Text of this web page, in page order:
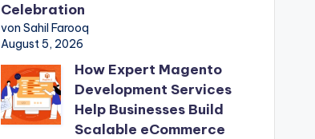
Celebration
von Sahil Farooq
August 5, 2026
How Expert Magento
Development Services
Help Businesses Build
Scalable eCommerce